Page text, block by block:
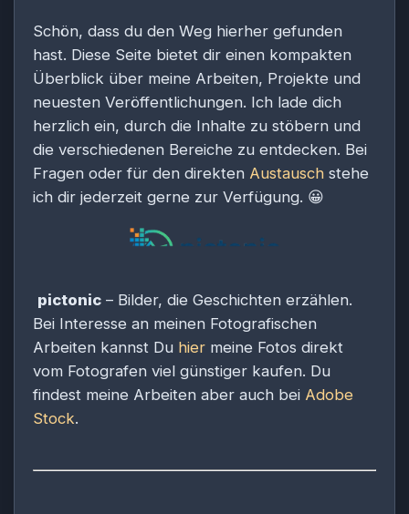
Schön, dass du den Weg hierher gefunden
hast. Diese Seite bietet dir einen kompakten
Überblick über meine Arbeiten, Projekte und
neuesten Veröffentlichungen. Ich lade dich
herzlich ein, durch die Inhalte zu stöbern und
die verschiedenen Bereiche zu entdecken. Bei
Fragen oder für den direkten Austausch stehe
ich dir jederzeit gerne zur Verfügung. 😀
pictonic – Bilder, die Geschichten erzählen.
Bei Interesse an meinen Fotografischen
Arbeiten kannst Du hier meine Fotos direkt
vom Fotografen viel günstiger kaufen. Du
findest meine Arbeiten aber auch bei Adobe
Stock.